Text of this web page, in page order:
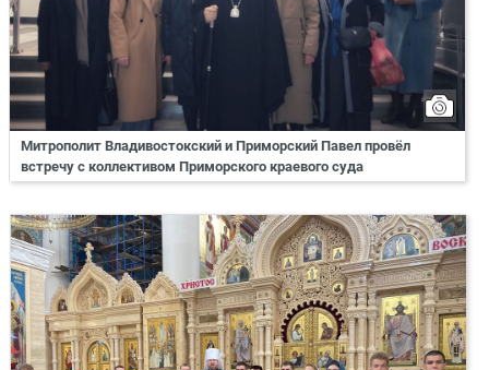
Митрополит Владивостокский и Приморский Павел провёл
встречу с коллективом Приморского краевого суда